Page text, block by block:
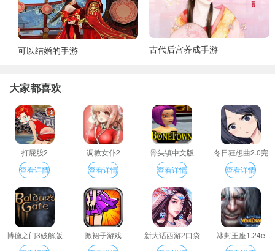
可以结婚的手游 古代后宫养成手游
大家都喜欢
打屁股2
查看详情
调教女仆2
查看详情
骨头镇中文版
查看详情
冬日狂想曲2.0完
整汉化版
查看详情
博德之门3破解版
掀裙子游戏
新大话西游2口袋
版
冰封王座1.24e